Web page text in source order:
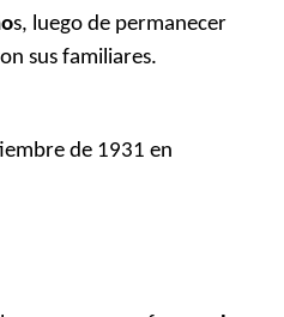
s, luego de permanecer
sus familiares.
de 1931 en